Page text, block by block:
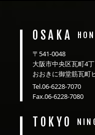
OSAKA
〒541-0048
大阪市中央区瓦町4
おおきに御堂筋瓦町
Tel.06-6228-7070
Fax.06-6228-7080
TOKYO